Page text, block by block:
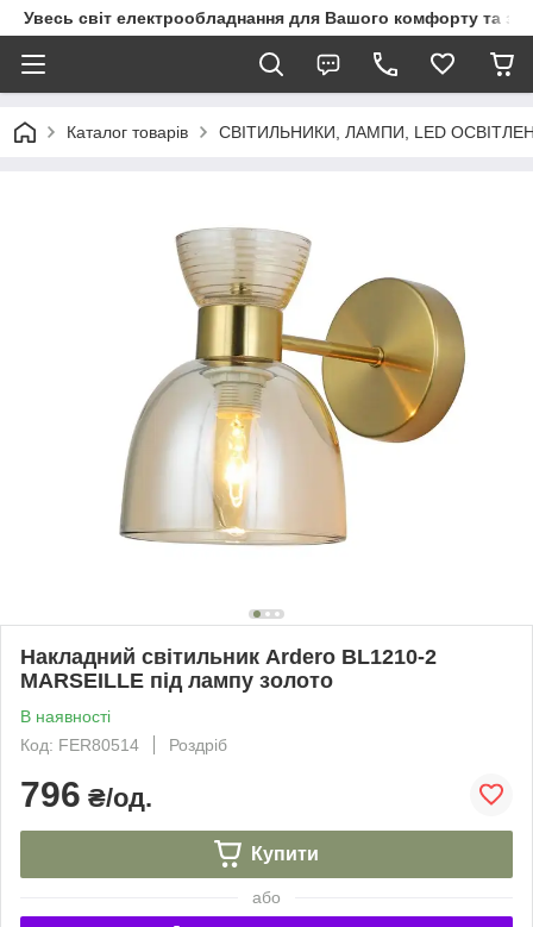
Увесь світ електрообладнання для Вашого комфорту та
Каталог товарів СВІТИЛЬНИКИ, ЛАМПИ, LED
Накладний світильник Ardero BL1210-2
MARSEILLE під лампу золото
В наявності
Код: FER80514
Роздріб
796 ₴/од.
Купити
або